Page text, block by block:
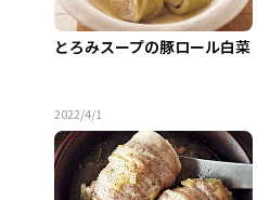
とろみスープの豚ロール白菜
2022/4/1